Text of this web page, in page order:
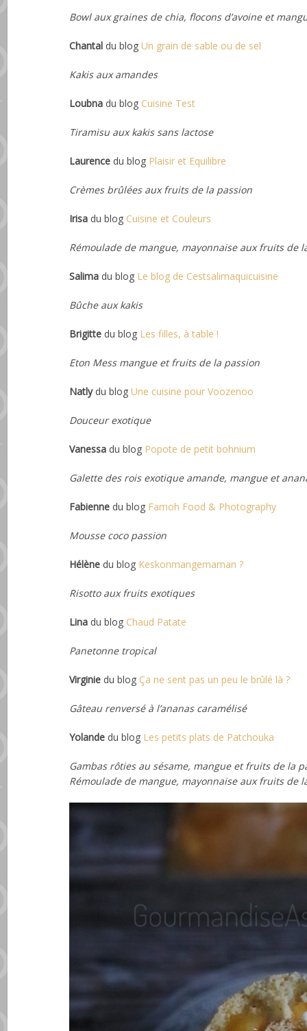
Bowl aux graines de chia, flocons d’avoine et
Chantal du blogUn grain de sable ou de sel
Kakis aux amandes
Loubna du blog Cuisine Test
Tiramisu aux kakis sans lactose
Laurence du blog Plaisir et Equilibre
Crèmes brûlées aux fruits de la passion
Irisa du blog Cuisine et Couleurs
Rémoulade de mangue, mayonnaise aux fruits de
Salima du blog Le blog de Cestsalimaquicuisine
Bûche aux kakis
Brigitte du blog Les filles, à table !
Eton Mess mangue et fruits de la passion
Natlydu blogUne cuisine pour Voozenoo
Douceur exotique
Vanessa du blog Popote de petit bohnium
Galette des rois exotique amande, mangue et
Fabienne du blog Famoh Food & Photography
Mousse coco passion
Hélène du blog Keskonmangemaman ?
Risotto aux fruits exotiques
Lina du blog Chaud Patate
Panetonne tropical
Virginie du blog Ça ne sent pas un peu le brûlé là ?
Gâteau renversé à l’ananas caramélisé
Yolande du blog Les petits plats de Patchouka
Gambas rôties au sésame, mangue et fruits de la
Rémoulade de mangue, mayonnaise aux fruits de